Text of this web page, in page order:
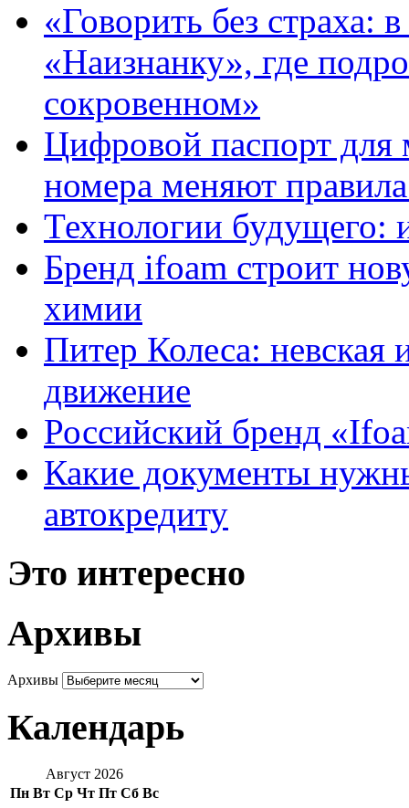
«Говорить без страха:
«Наизнанку», где
сокровенном»
Цифровой паспорт для
номера меняют
Технологии будущего:
Бренд ifoam строит
химии
Питер Колеса: невская
движение
Российский бренд
Какие документы
автокредиту
Это интересно
Архивы
Архивы
Календарь
Август 2026
Пн Вт Ср Чт Пт Сб Вс